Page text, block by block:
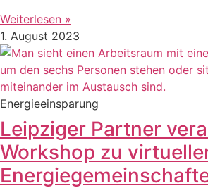
Weiterlesen »
1. August 2023
Energieeinsparung
Leipziger Partner
Workshop zu